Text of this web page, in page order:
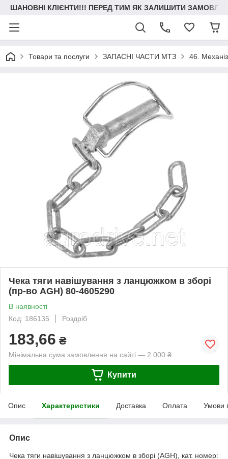
ШАНОВНІ КЛІЄНТИ!!! ПЕРЕД ТИМ ЯК ЗАЛИШИТИ
Товари та послуги ЗАПАСНІ ЧАСТИ МТЗ 46.
Чека тяги навішування з ланцюжком в зборі
(пр-во AGH) 80-4605290
В наявності
Код: 186135
Роздріб
183,66 ₴
Мінімальна сума замовлення на сайті — 2 000 ₴
Купити
Опис Характеристики Доставка Оплата Умови
Опис
Чека тяги навішування з ланцюжком в зборі (AGH), кат. номер: